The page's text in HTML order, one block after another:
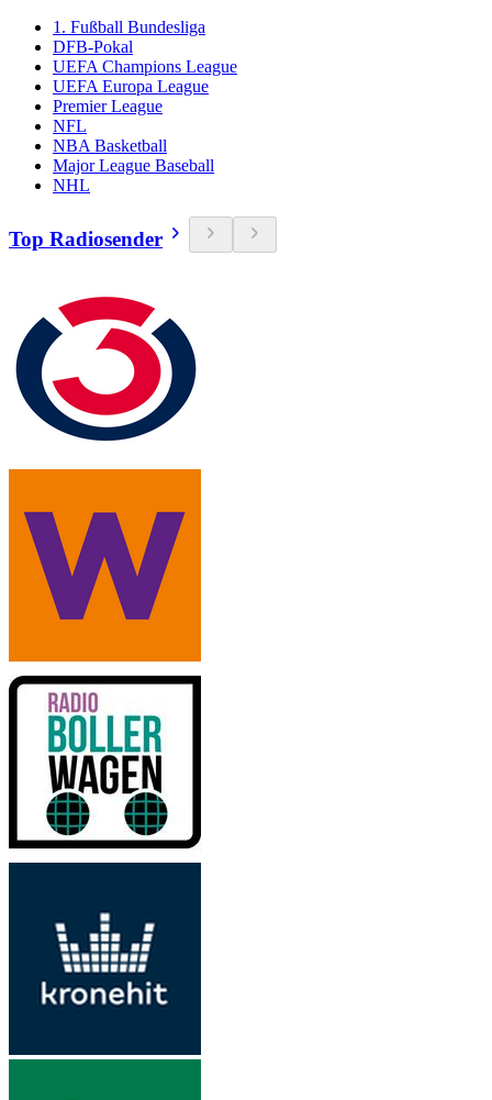
1. Fußball Bundesliga
DFB-Pokal
UEFA Champions League
UEFA Europa League
Premier League
NFL
NBA Basketball
Major League Baseball
NHL
Top Radiosender